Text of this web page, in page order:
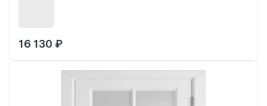
16 130 ₽